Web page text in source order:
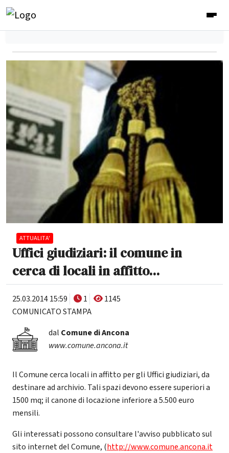
ATTUALITA'
Uffici giudiziari: il comune in
cerca di locali in affitto...
25.03.2014 15:59 1
1145
COMUNICATO STAMPA
dal Comune di Ancona
www.comune.ancona.it
Il Comune cerca locali in affitto per gli Uffici giudiziari, da
destinare ad archivio. Tali spazi devono essere superiori a
1500 mq; il canone di locazione inferiore a 5.500 euro
mensili.
Gli interessati possono consultare l'avviso pubblicato sul
sito internet del Comune, (http://www.comune.ancona.it